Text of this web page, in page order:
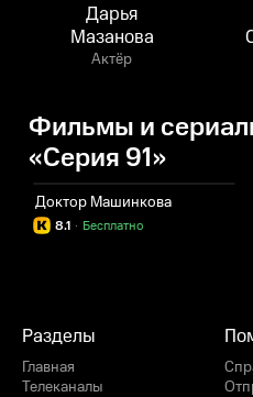
Дарья
Мазанова
Актёр
Фильмы и
«Серия 91»
Доктор Машинкова
8.1 Бесплатно
·
Разделы
Главная
Телеканалы